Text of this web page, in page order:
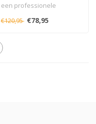
een professionele
hoogglans buitenlak met
hoge weerva..
€120,95 €78,95